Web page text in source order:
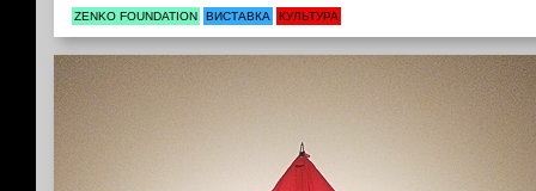
ZENKO FOUNDATION ВИСТАВКА КУЛЬТУРА